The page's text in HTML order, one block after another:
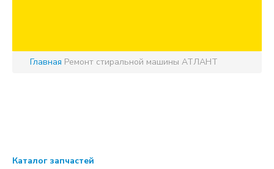
Главная Ремонт стиральной машины АТЛАНТ
Каталог запчастей